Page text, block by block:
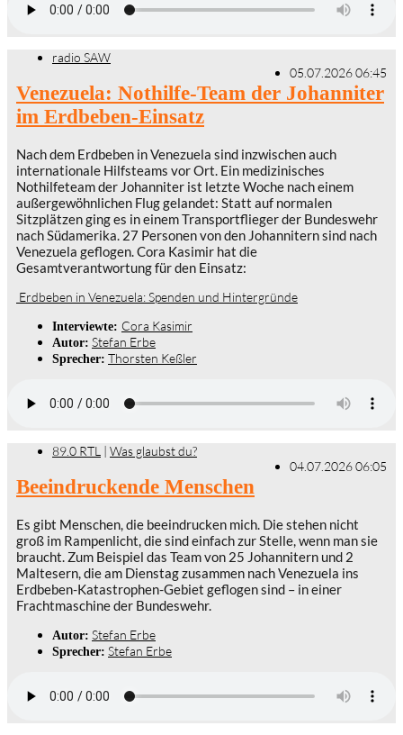
radio SAW
05.07.2026 06:45
Venezuela: Nothilfe-Team der Johanniter
im Erdbeben-Einsatz
Nach dem Erdbeben in Venezuela sind inzwischen auch
internationale Hilfsteams vor Ort. Ein medizinisches
Nothilfeteam der Johanniter ist letzte Woche nach einem
außergewöhnlichen Flug gelandet: Statt auf normalen
Sitzplätzen ging es in einem Transportflieger der Bundeswehr
nach Südamerika. 27 Personen von den Johannitern sind nach
Venezuela geflogen. Cora Kasimir hat die
Gesamtverantwortung für den Einsatz:
Erdbeben in Venezuela: Spenden und Hintergründe
Interviewte: Cora Kasimir
Autor: Stefan Erbe
Sprecher: Thorsten Keßler
89.0 RTL | Was glaubst du?
04.07.2026 06:05
Beeindruckende Menschen
Es gibt Menschen, die beeindrucken mich. Die stehen nicht
groß im Rampenlicht, die sind einfach zur Stelle, wenn man sie
braucht. Zum Beispiel das Team von 25 Johannitern und 2
Maltesern, die am Dienstag zusammen nach Venezuela ins
Erdbeben-Katastrophen-Gebiet geflogen sind – in einer
Frachtmaschine der Bundeswehr.
Autor: Stefan Erbe
Sprecher: Stefan Erbe